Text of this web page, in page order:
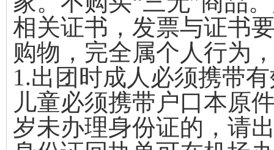
相关证书，发票与证书
购物，完全属个人行为
1.出团时成人必须携带
儿童必须携带户口本原
岁未办理身份证的，请